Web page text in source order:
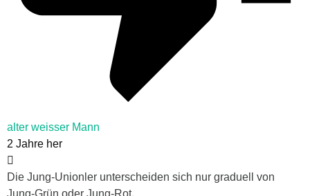
alter weisser Mann
2 Jahre her
Die Jung-Unionler unterscheiden sich nur graduell von
Jung-Grün oder Jung-Rot.